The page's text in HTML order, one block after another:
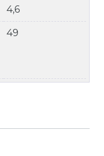
4,6
49